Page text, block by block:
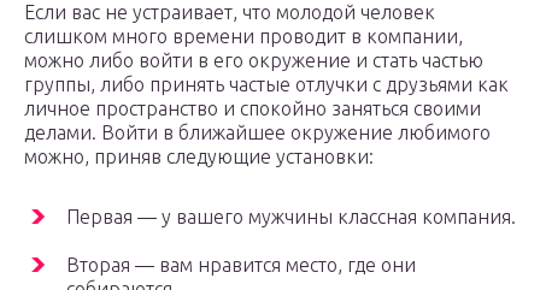
Если вас не устраивает, что молодой человек
слишком много времени проводит в компании,
можно либо войти в его окружение и стать частью
группы, либо принять частые отлучки с друзьями как
личное пространство и спокойно заняться своими
делами. Войти в ближайшее окружение любимого
можно, приняв следующие установки:
Первая — у вашего мужчины классная компания.
Вторая — вам нравится место, где они